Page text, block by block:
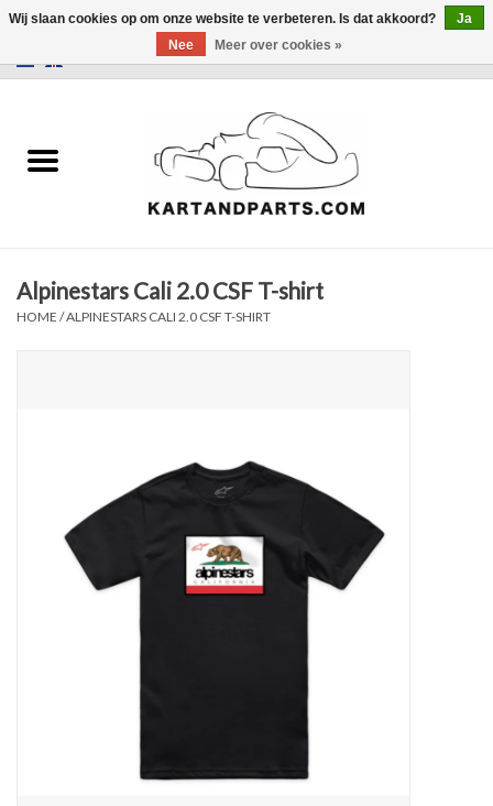
Sale
Kart Onderdelen
Kartbokjes en standaarden
Olie en smeermiddelen
Alpinestars Cali 2.0 CSF T-shirt
HOME /ALPINESTARS CALI 2.0 CSF T-SHIRT
Wij slaan cookies op om onze website te verbeteren. Is dat akkoord?
Ja
Nee
Meer over cookies »